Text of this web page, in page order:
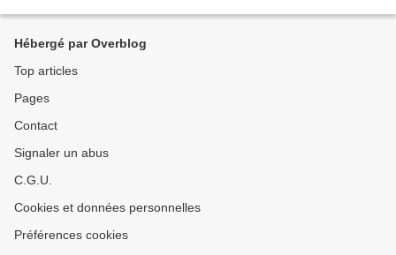
Hébergé par Overblog
Top articles
Pages
Contact
Signaler un abus
C.G.U.
Cookies et données personnelles
Préférences cookies